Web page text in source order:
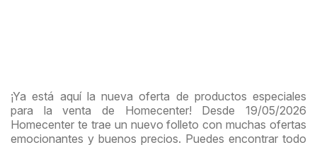
¡Ya está aquí la nueva oferta de productos especiales
para la venta de Homecenter! Desde 19/05/2026
Homecenter te trae un nuevo folleto con muchas ofertas
emocionantes y buenos precios. Puedes encontrar todo